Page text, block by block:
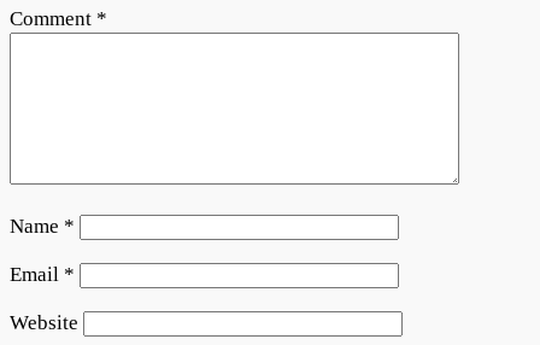
Comment *
Name *
Email *
Website